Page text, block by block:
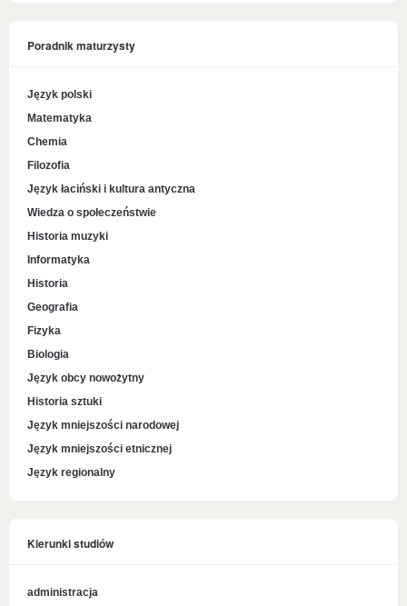
Poradnik maturzysty
Język polski
Matematyka
Chemia
Filozofia
Język łaciński i kultura antyczna
Wiedza o społeczeństwie
Historia muzyki
Informatyka
Historia
Geografia
Fizyka
Biologia
Język obcy nowożytny
Historia sztuki
Język mniejszości narodowej
Język mniejszości etnicznej
Język regionalny
Kierunki studiów
administracja